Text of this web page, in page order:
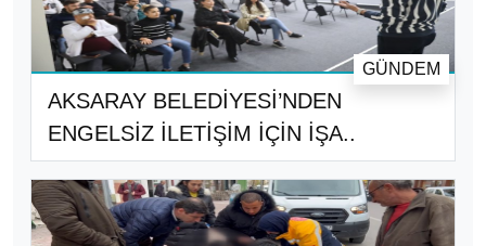
AKSARAY BELEDİYESİ’NDEN
ENGELSİZ İLETİŞİM İÇİN İŞA..
GÜNDEM